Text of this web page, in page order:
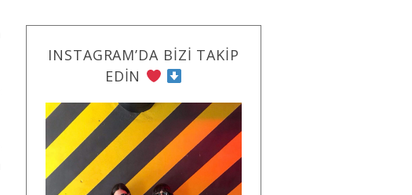
INSTAGRAM’DA BIZI TAKIP
EDIN